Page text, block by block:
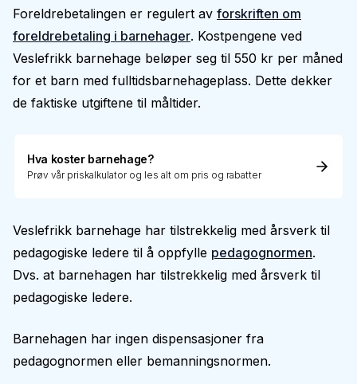
Foreldrebetalingen er regulert av forskriften om
foreldrebetaling i barnehager. Kostpengene ved
Veslefrikk barnehage beløper seg til 550 kr per måned
for et barn med fulltidsbarnehageplass. Dette dekker
de faktiske utgiftene til måltider.
Hva koster barnehage?
Prøv vår priskalkulator og les alt om pris og rabatter
Veslefrikk barnehage har tilstrekkelig med årsverk til
pedagogiske ledere til å oppfylle pedagognormen.
Dvs. at barnehagen har tilstrekkelig med årsverk til
pedagogiske ledere.
Barnehagen har ingen dispensasjoner fra
pedagognormen eller bemanningsnormen.